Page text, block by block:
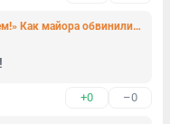
«А давайте десять полицейских арестуем!» Как майора обвинили в смерти ребенка у асоциальной матери
+0 –0